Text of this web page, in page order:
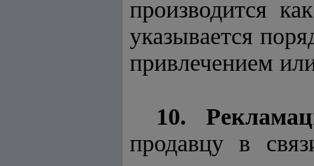
производится
указывается
привлечением
10.
продавцу в